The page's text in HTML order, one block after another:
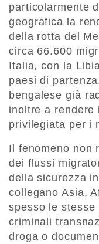
particolarmente
geografica la
della rotta del
circa 66.600
Italia, con la
paesi di
bengalese già
inoltre a rendere
privilegiata per i
Il fenomeno non
dei flussi
dellasicurezza
collegano Asia,
spesso le
criminali
droga o